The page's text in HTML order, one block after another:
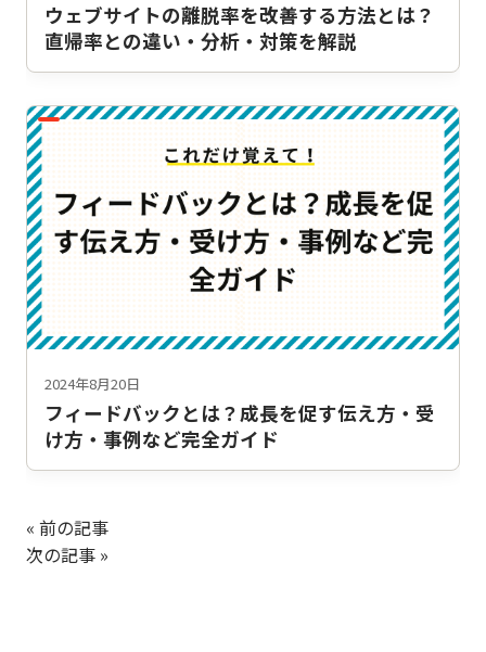
ウェブサイトの離脱率を改善する方法とは？
直帰率との違い・分析・対策を解説
2024年8月20日
フィードバックとは？成長を促す伝え方・受
け方・事例など完全ガイド
« 前の記事
次の記事 »